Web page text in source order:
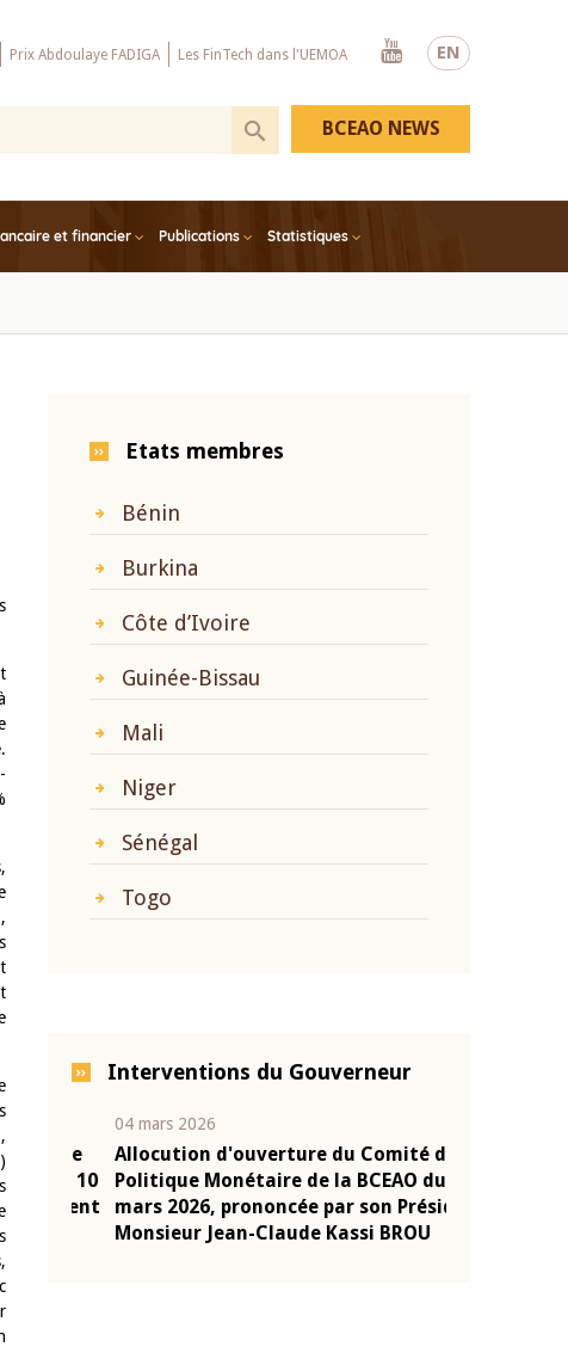
EN
Prix Abdoulaye FADIGA Les FinTech dans l'UEMOA
Youtube
et financier Publications Statistiques
BCEAO NEWS
Etats membres
Bénin
Burkina
Côte d’Ivoire
Guinée-Bissau
Mali
Niger
Sénégal
Togo
Interventions du Gouverneur
de
10
04 mars 2026
Allocution d'ouverture du Comité de
Politique Monétaire de la BCEAO du 4
mars 2026, prononcée par son Président
Monsieur Jean-Claude Kassi BROU